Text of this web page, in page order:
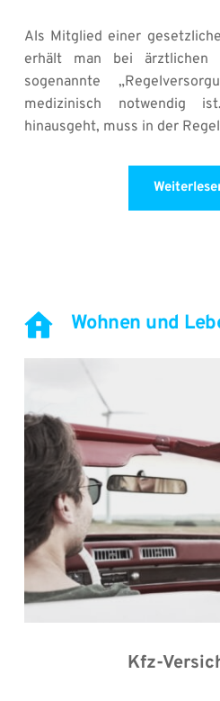
Als Mitglied einer
erhält man bei ärztlichen
sogenannte
medizinisch notwendig
hinausgeht, muss in der
Wohnen und
Kfz-